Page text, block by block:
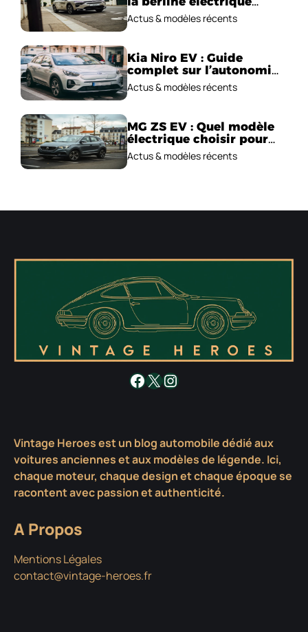
emblématique!
Actus & modèles récents
Kia Niro EV : Guide
complet sur l’autonomie
et le prix !
Actus & modèles récents
MG ZS EV : Quel modèle
électrique choisir pour
2026 ?
Actus & modèles récents
Facebook
X Instagram
Vintage Heroes est un blog automobile dédié aux
voitures anciennes et aux modèles de légende. Ici,
chaque moteur, chaque design et chaque époque se
racontent avec passion et authenticité.
A Propos
Mentions Légales
contact@vintage-heroes.fr